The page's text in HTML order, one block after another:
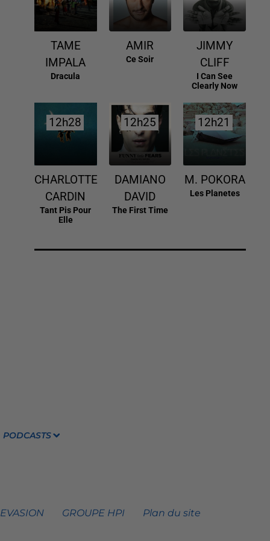
TAME
IMPALA
Dracula
AMIR
Ce Soir
JIMMY
CLIFF
I Can See
Clearly Now
12h28
12h28
CHARLOTTE
CARDIN
Tant Pis Pour
Elle
12h25
12h25
DAMIANO
DAVID
The First Time
12h21
12h21
M. POKORA
Les Planetes
PODCASTS
GROUPE HPI Plan du site